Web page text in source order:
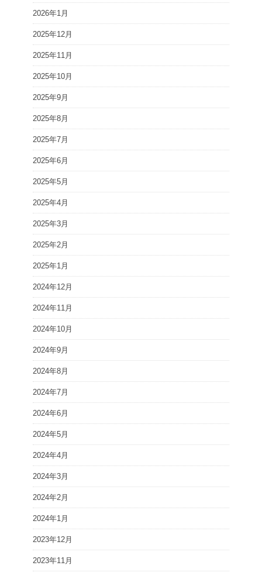
2026年1月
2025年12月
2025年11月
2025年10月
2025年9月
2025年8月
2025年7月
2025年6月
2025年5月
2025年4月
2025年3月
2025年2月
2025年1月
2024年12月
2024年11月
2024年10月
2024年9月
2024年8月
2024年7月
2024年6月
2024年5月
2024年4月
2024年3月
2024年2月
2024年1月
2023年12月
2023年11月